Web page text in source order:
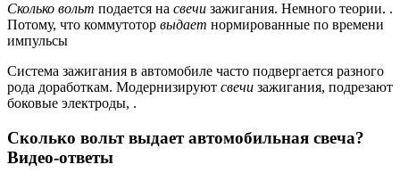
Сколько вольт подается на свечи зажигания. Немного теории. .
Потому, что коммутотор выдает нормированные по времени
импульсы
Система зажигания в автомобиле часто подвергается разного
рода доработкам. Модернизируют свечи зажигания, подрезают
боковые электроды, .
Сколько вольт выдает автомобильная свеча?
Видео-ответы